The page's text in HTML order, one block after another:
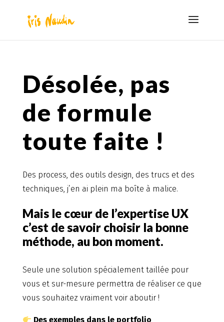
Désolée, pas
de formule
toute faite !
Des process, des outils design, des trucs et des
techniques, j’en ai plein ma boîte à malice.
Mais le cœur de l’expertise UX
c’est de savoir choisir la bonne
méthode, au bon moment.
Seule une solution spécialement taillée pour
vous et sur-mesure permettra de réaliser ce que
vous souhaitez vraiment voir aboutir !
Des exemples dans le portfolio